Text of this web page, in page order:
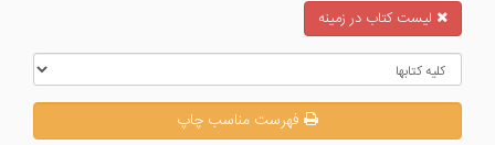
ليست كتاب در زمينه
فهرست مناسب چاپ